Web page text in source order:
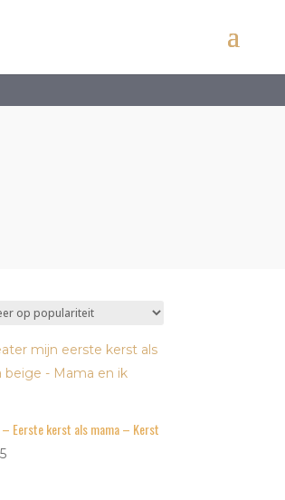
Eerste kerst als mama – Kerst